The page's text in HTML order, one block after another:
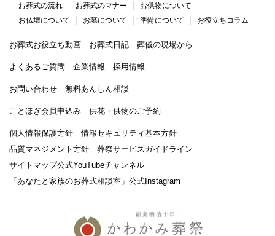
お葬式の流れ お葬式のマナー
お供物について
お仏壇について
お墓について 準備について お役立ちコラム
お葬式お役立ち動画 お葬式日記 葬儀の現場から
よくあるご質問 企業情報 採用情報
お問い合わせ 無料あんしん相談
ことほぎ会員申込み 供花・供物のご予約
個人情報保護方針
情報セキュリティ基本方針
品質マネジメント方針
葬祭サービスガイドライン
サイトマップ公式YouTubeチャンネル
「あなたと家族のお葬式相談室」 公式Instagram